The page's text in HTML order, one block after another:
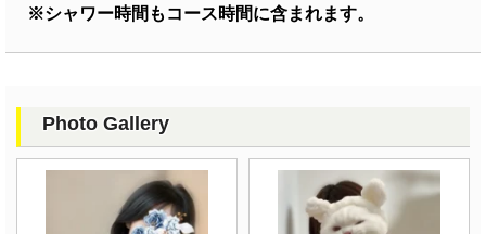
※シャワー時間もコース時間に含まれます。
Photo Gallery